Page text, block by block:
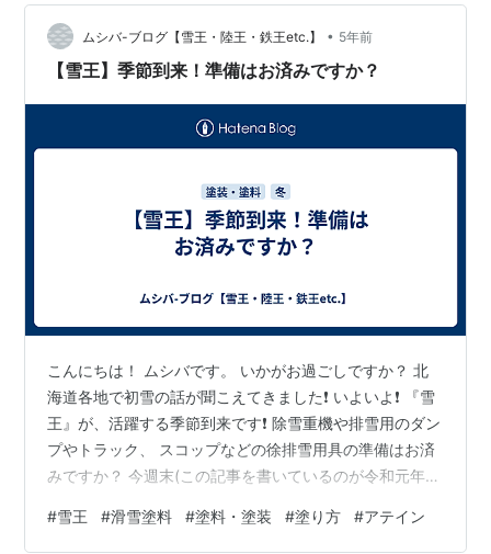
には それぞれの塗料に対応するために いろいろな種類が
あります。 エポキシシンナー、 ウレタンシンナー、 ラ
ッカーシンナー、 塗料用…
ムシバ-ブログ【雪王・陸王・鉄王etc.】 • 5年前
【雪王】季節到来！準備はお済みですか？
こんにちは！ ムシバです。 いかがお過ごしですか？ 北
海道各地で初雪の話が聞こえてきました❗ いよいよ❗ 『雪
王』が、活躍する季節到来です❗ 除雪重機や排雪用のダン
プやトラック、 スコップなどの徐排雪用具の準備はお済
みですか？ 今週末(この記事を書いているのが令和元年11
❗ ( ﾟдﾟ)ﾊｯ! もし❗ まだ、雪王の塗装が終わってない 貴兄淑
#雪王 #滑雪塗料 #塗料・塗装 #塗り方 #アテイン